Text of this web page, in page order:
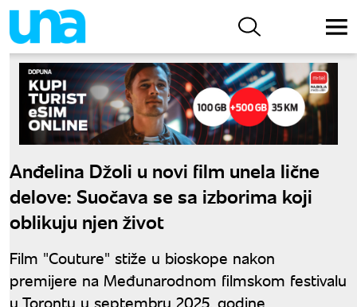
Anđelina Džoli u novi film unela lične
delove: Suočava se sa izborima koji
oblikuju njen život
Film "Couture" stiže u bioskope nakon
premijere na Međunarodnom filmskom festivalu
u Torontu u septembru 2025. godine